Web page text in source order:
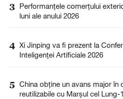
3 Performanțele comerțului
luni ale anului 2026
4 Xi Jinping va fi prezent la
Inteligenței Artificiale 2026
5 China obține un avans major în
reutilizabile cu Marșul cel Lung-